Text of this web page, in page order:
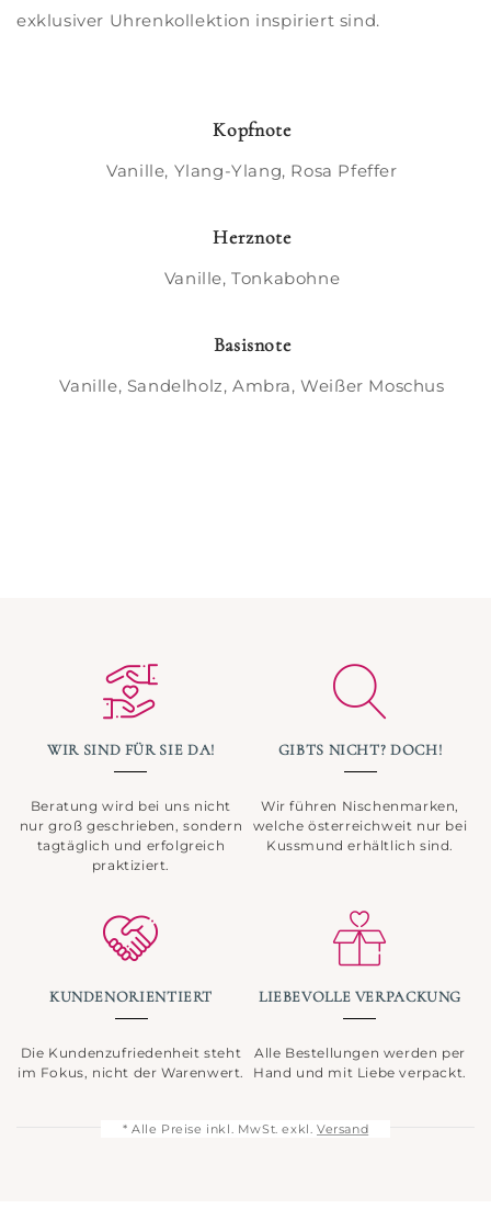
exklusiver Uhrenkollektion inspiriert sind.
Kopfnote
Vanille, Ylang-Ylang, Rosa Pfeffer
Herznote
Vanille, Tonkabohne
Basisnote
Vanille, Sandelholz, Ambra, Weißer Moschus
WIR SIND FÜR SIE DA!
Beratung wird bei uns nicht
nur groß geschrieben, sondern
tagtäglich und erfolgreich
praktiziert.
GIBTS NICHT? DOCH!
Wir führen Nischenmarken,
welche österreichweit nur bei
Kussmund erhältlich sind.
KUNDENORIENTIERT
Die Kundenzufriedenheit steht
im Fokus, nicht der Warenwert.
LIEBEVOLLE VERPACKUNG
Alle Bestellungen werden per
Hand und mit Liebe verpackt.
* Alle Preise inkl. MwSt. exkl. Versand